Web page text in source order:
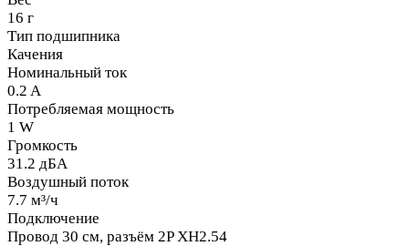
16 г
Тип подшипника
Качения
Номинальный ток
0.2 A
Потребляемая мощность
1 W
Громкость
31.2 дБА
Воздушный поток
7.7 м³/ч
Подключение
Провод 30 см, разъём 2P XH2.54